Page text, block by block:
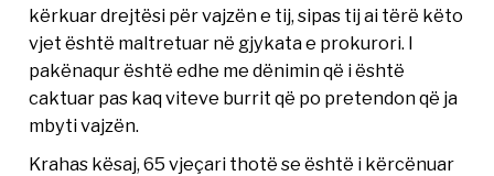
kërkuar drejtësi për vajzën e tij, sipas tij ai tërë këto
vjet është maltretuar në gjykata e prokurori. I
pakënaqur është edhe me dënimin që i është
caktuar pas kaq viteve burrit që po pretendon që ja
mbyti vajzën.
Krahas kësaj, 65 vjeçari thotë se është i kërcënuar